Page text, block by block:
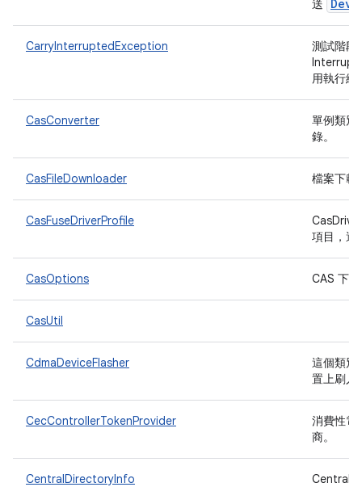
送
CarryInterruptedException
測試階段
用執行
CasConverter
單例類別
錄。
CasFileDownloader 檔案下載
CasFuseDriverProfile
項目，適
CasOptions CAS 下
CasUtil
CdmaDeviceFlasher
這個類別
置上刷
CecControllerTokenProvider
消費性電
商。
CentralDirectoryInfo